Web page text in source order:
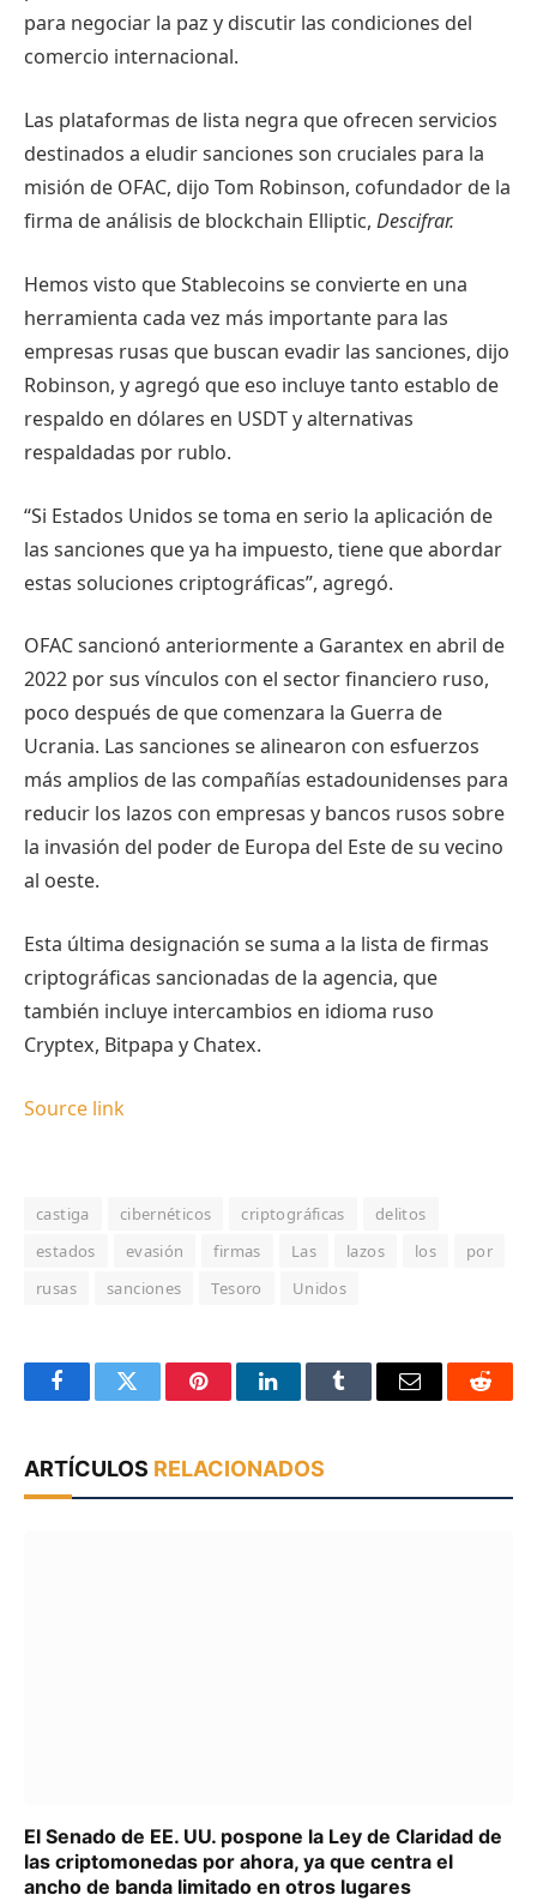
para negociar la paz y discutir las condiciones del
comercio internacional.
Las plataformas de lista negra que ofrecen servicios
destinados a eludir sanciones son cruciales para la
misión de OFAC, dijo Tom Robinson, cofundador de la
firma de análisis de blockchain Elliptic, Descifrar.
Hemos visto que Stablecoins se convierte en una
herramienta cada vez más importante para las
empresas rusas que buscan evadir las sanciones, dijo
Robinson, y agregó que eso incluye tanto establo de
respaldo en dólares en USDT y alternativas
respaldadas por rublo.
“Si Estados Unidos se toma en serio la aplicación de
las sanciones que ya ha impuesto, tiene que abordar
estas soluciones criptográficas”, agregó.
OFAC sancionó anteriormente a Garantex en abril de
2022 por sus vínculos con el sector financiero ruso,
poco después de que comenzara la Guerra de
Ucrania. Las sanciones se alinearon con esfuerzos
más amplios de las compañías estadounidenses para
reducir los lazos con empresas y bancos rusos sobre
la invasión del poder de Europa del Este de su vecino
al oeste.
Esta última designación se suma a la lista de firmas
criptográficas sancionadas de la agencia, que
también incluye intercambios en idioma ruso
Cryptex, Bitpapa y Chatex.
Source link
castiga cibernéticos criptográficas
delitos
estados
evasión firmas Las lazos los
por
rusas
sanciones Tesoro Unidos
FacebookTwitter PinterestLinkedInTumblr Email Reddit
ARTÍCULOS RELACIONADOS
El Senado de EE. UU. pospone la Ley de Claridad de
las criptomonedas por ahora, ya que centra el
ancho de banda limitado en otros lugares